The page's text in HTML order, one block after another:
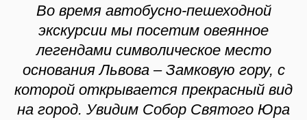
Во время автобусно-пешеходной
экскурсии мы посетим овеянное
легендами символическое место
основания Львова – Замковую гору, с
которой открывается прекрасный вид
на город. Увидим Собор Святого Юра